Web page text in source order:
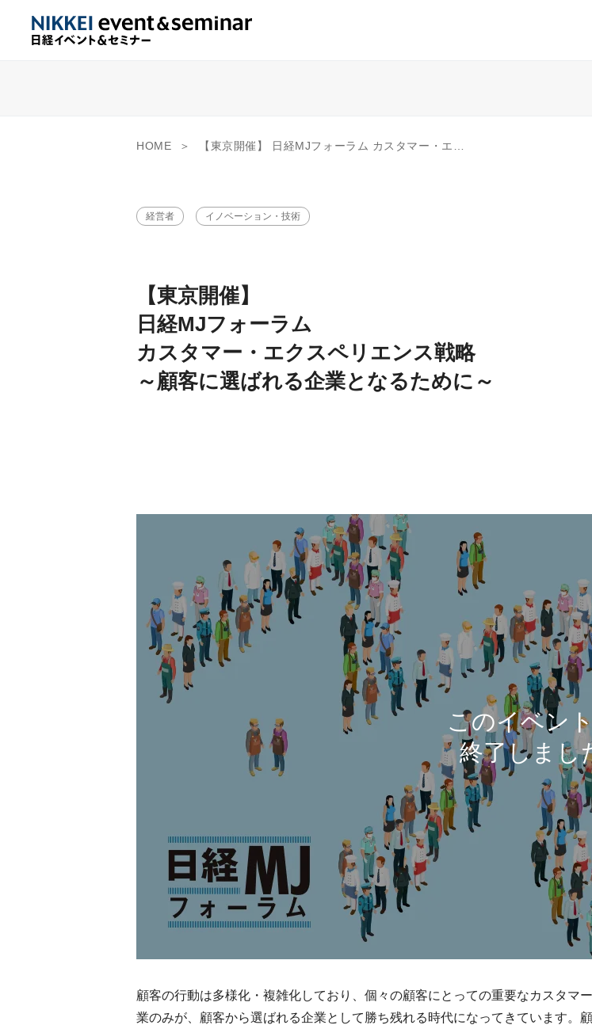
HOME 【東京開催】 日経MJフォーラム カスタマー・エクスペリエンス戦略 ～顧客に選ばれる企業となるために～
経営者 イノベーション・技術
【東京開催】
日経MJフォーラム
カスタマー・エクスペリエンス戦略
～顧客に選ばれる企業となるために～
顧客の行動は多様化・複雑化しており、個々の顧客にとっての重要なカスタマ
業のみが、顧客から選ばれる企業として勝ち残れる時代になってきています。